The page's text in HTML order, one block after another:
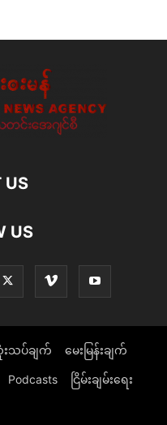
US
US
သပ်ချက် မေးမြန်းချက်
Podcasts ငြိမ်းချမ်းရေး